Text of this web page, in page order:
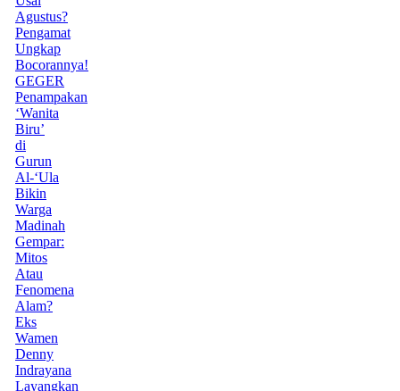
Agustus?
Pengamat
Ungkap
Bocorannya!
GEGER
Penampakan
‘Wanita
Biru’
di
Gurun
Al-‘Ula
Bikin
Warga
Madinah
Gempar:
Mitos
Atau
Fenomena
Alam?
Eks
Wamen
Denny
Indrayana
Layangkan